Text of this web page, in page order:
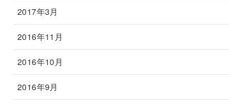
2017年3月
2016年11月
2016年10月
2016年9月